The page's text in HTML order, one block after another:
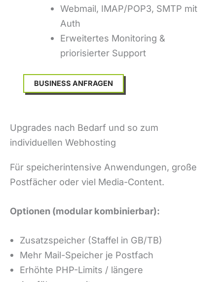
Webmail, IMAP/POP3, SMTP mit
Auth
Erweitertes Monitoring &
priorisierter Support
BUSINESS ANFRAGEN
Upgrades nach Bedarf und so zum
individuellen Webhosting
Für speicherintensive Anwendungen, große
Postfächer oder viel Media-Content.
Optionen (modular kombinierbar):
Zusatzspeicher (Staffel in GB/TB)
Mehr Mail-Speicher je Postfach
Erhöhte PHP-Limits / längere